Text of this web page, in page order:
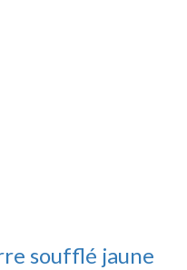
soufflé jaune